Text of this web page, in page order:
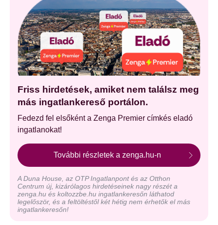
Friss hirdetések, amiket nem találsz meg
más ingatlankereső portálon.
Fedezd fel elsőként a Zenga Premier címkés eladó
ingatlanokat!
További részletek a zenga.hu-n
A Duna House, az OTP Ingatlanpont és az Otthon
Centrum új, kizárólagos hirdetéseinek nagy részét a
zenga.hu és koltozzbe.hu ingatlankeresőn láthatod
legelőször, és a feltöltéstől két hétig nem érhetők el más
ingatlankeresőn!